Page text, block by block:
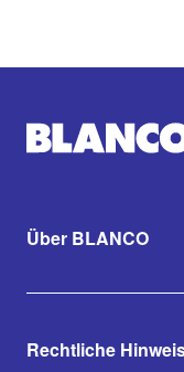
Über BLANCO
Rechtliche